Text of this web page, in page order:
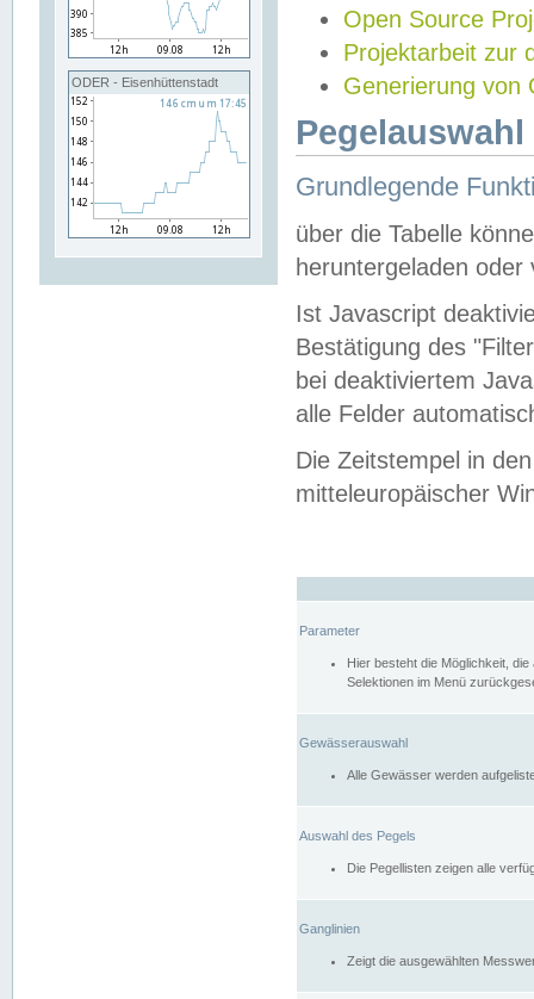
ODER - Eisenhüttenstadt
Open Source
Projektarbeit zur
Generierung von
Grundlegende
über die Tabelle
heruntergeladen oder
Ist Javascript
Bestätigung des
bei deaktiviertem
alle Felder
Die Zeitstempel in
mitteleuropäischer
Parameter
Hier besteht die Möglichkeit,
Selektionen im Menü
Gewässerauswahl
Alle Gewässer werden
Auswahl des Pegels
Die Pegellisten zeigen alle
Ganglinien
Zeigt die ausgewählten